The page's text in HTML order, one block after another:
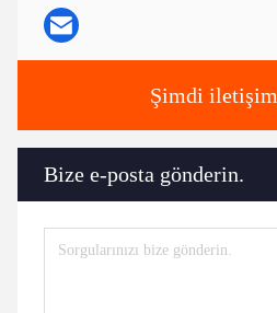
Şimdi
Bize e-posta gönderin.